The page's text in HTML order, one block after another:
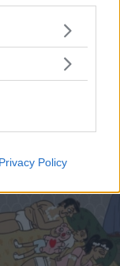
or more Google
may click to
in below Google
Privacy Policy
book addicted,
mi insegna,
Barcellona e la
una correzione